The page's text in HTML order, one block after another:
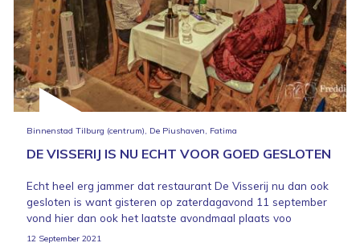
Binnenstad Tilburg (centrum), De Piushaven, Fatima
DE VISSERIJ IS NU ECHT VOOR GOED GESLOTEN
Echt heel erg jammer dat restaurant De Visserij nu dan ook
gesloten is want gisteren op zaterdagavond 11 september
vond hier dan ook het laatste avondmaal plaats voo
12 September 2021